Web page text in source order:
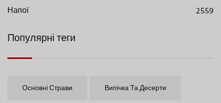
Напої
2559
Популярні теги
Основні Страви Випічка Та Десерти